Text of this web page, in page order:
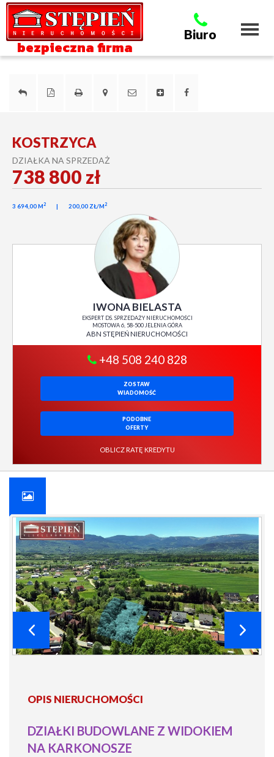
bezpieczna firma
Biuro
KOSTRZYCA
DZIAŁKA NA SPRZEDAŻ
3 694,00 M2 200,00 ZŁ/M2
738 800 zł
IWONA BIELASTA
EKSPERT DS. SPRZEDAŻY NIERUCHOMOŚCI
MOSTOWA 6, 58-500 JELENIA GÓRA
ABN STĘPIEŃ NIERUCHOMOŚCI
+48 508 240 828
ZOSTAW
WIADOMOŚĆ
PODOBNE
OFERTY
OBLICZ RATĘ KREDYTU
OPIS NIERUCHOMOŚCI
DZIAŁKI BUDOWLANE Z WIDOKIEM
NA KARKONOSZE